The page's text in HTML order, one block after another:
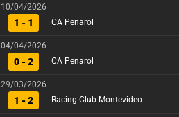
10/04/2026
1 - 1 CA Penarol
04/04/2026
0 - 2 CA Penarol
29/03/2026
1 - 2 Racing Club Montevideo